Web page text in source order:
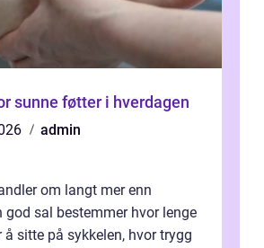
sunne føtter i hverdagen
admin
om langt mer enn
god sal bestemmer hvor lenge
å sitte på sykkelen, hvor trygg